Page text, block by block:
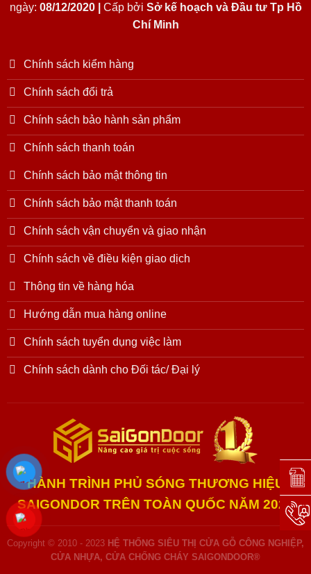
ngày: 08/12/2020 | Cấp bởi Sở kế hoạch và Đầu tư Tp Hồ
Chí Minh
Chính sách kiểm hàng
Chính sách đổi trả
Chính sách bảo hành sản phẩm
Chính sách thanh toán
Chính sách bảo mật thông tin
Chính sách bảo mật thanh toán
Chính sách vận chuyển và giao nhận
Chính sách về điều kiện giao dịch
Thông tin về hàng hóa
Hướng dẫn mua hàng online
Chính sách tuyển dụng việc làm
Chính sách dành cho Đối tác/ Đại lý
HÀNH TRÌNH PHỦ SÓNG THƯƠNG HIỆU
SAIGONDOR TRÊN TOÀN QUỐC NĂM 2025
Copyright © 2010 - 2023 HỆ THỐNG SIÊU THỊ CỬA GỖ CÔNG NGHIỆP,
CỬA NHỰA, CỬA CHỐNG CHÁY SAIGONDOOR®
Đặt